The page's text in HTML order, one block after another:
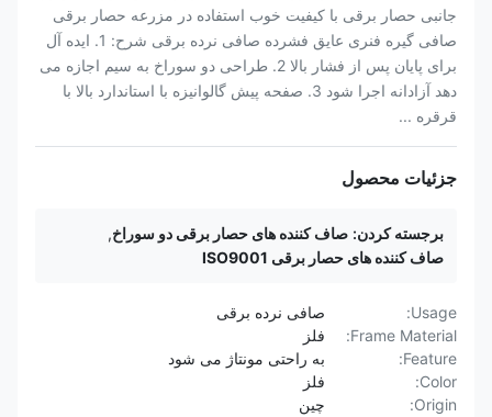
جانبی حصار برقی با کیفیت خوب استفاده در مزرعه حصار برقی
صافی گیره فنری عایق فشرده صافی نرده برقی شرح: 1. ایده آل
برای پایان پس از فشار بالا 2. طراحی دو سوراخ به سیم اجازه می
دهد آزادانه اجرا شود 3. صفحه پیش گالوانیزه با استاندارد بالا با
قرقره ...
جزئیات محصول
برجسته کردن: صاف کننده های حصار برقی دو سوراخ,
صاف کننده های حصار برقی ISO9001
Usage:
صافی نرده برقی
Frame Material:
فلز
Feature:
به راحتی مونتاژ می شود
Color:
فلز
Origin:
چین